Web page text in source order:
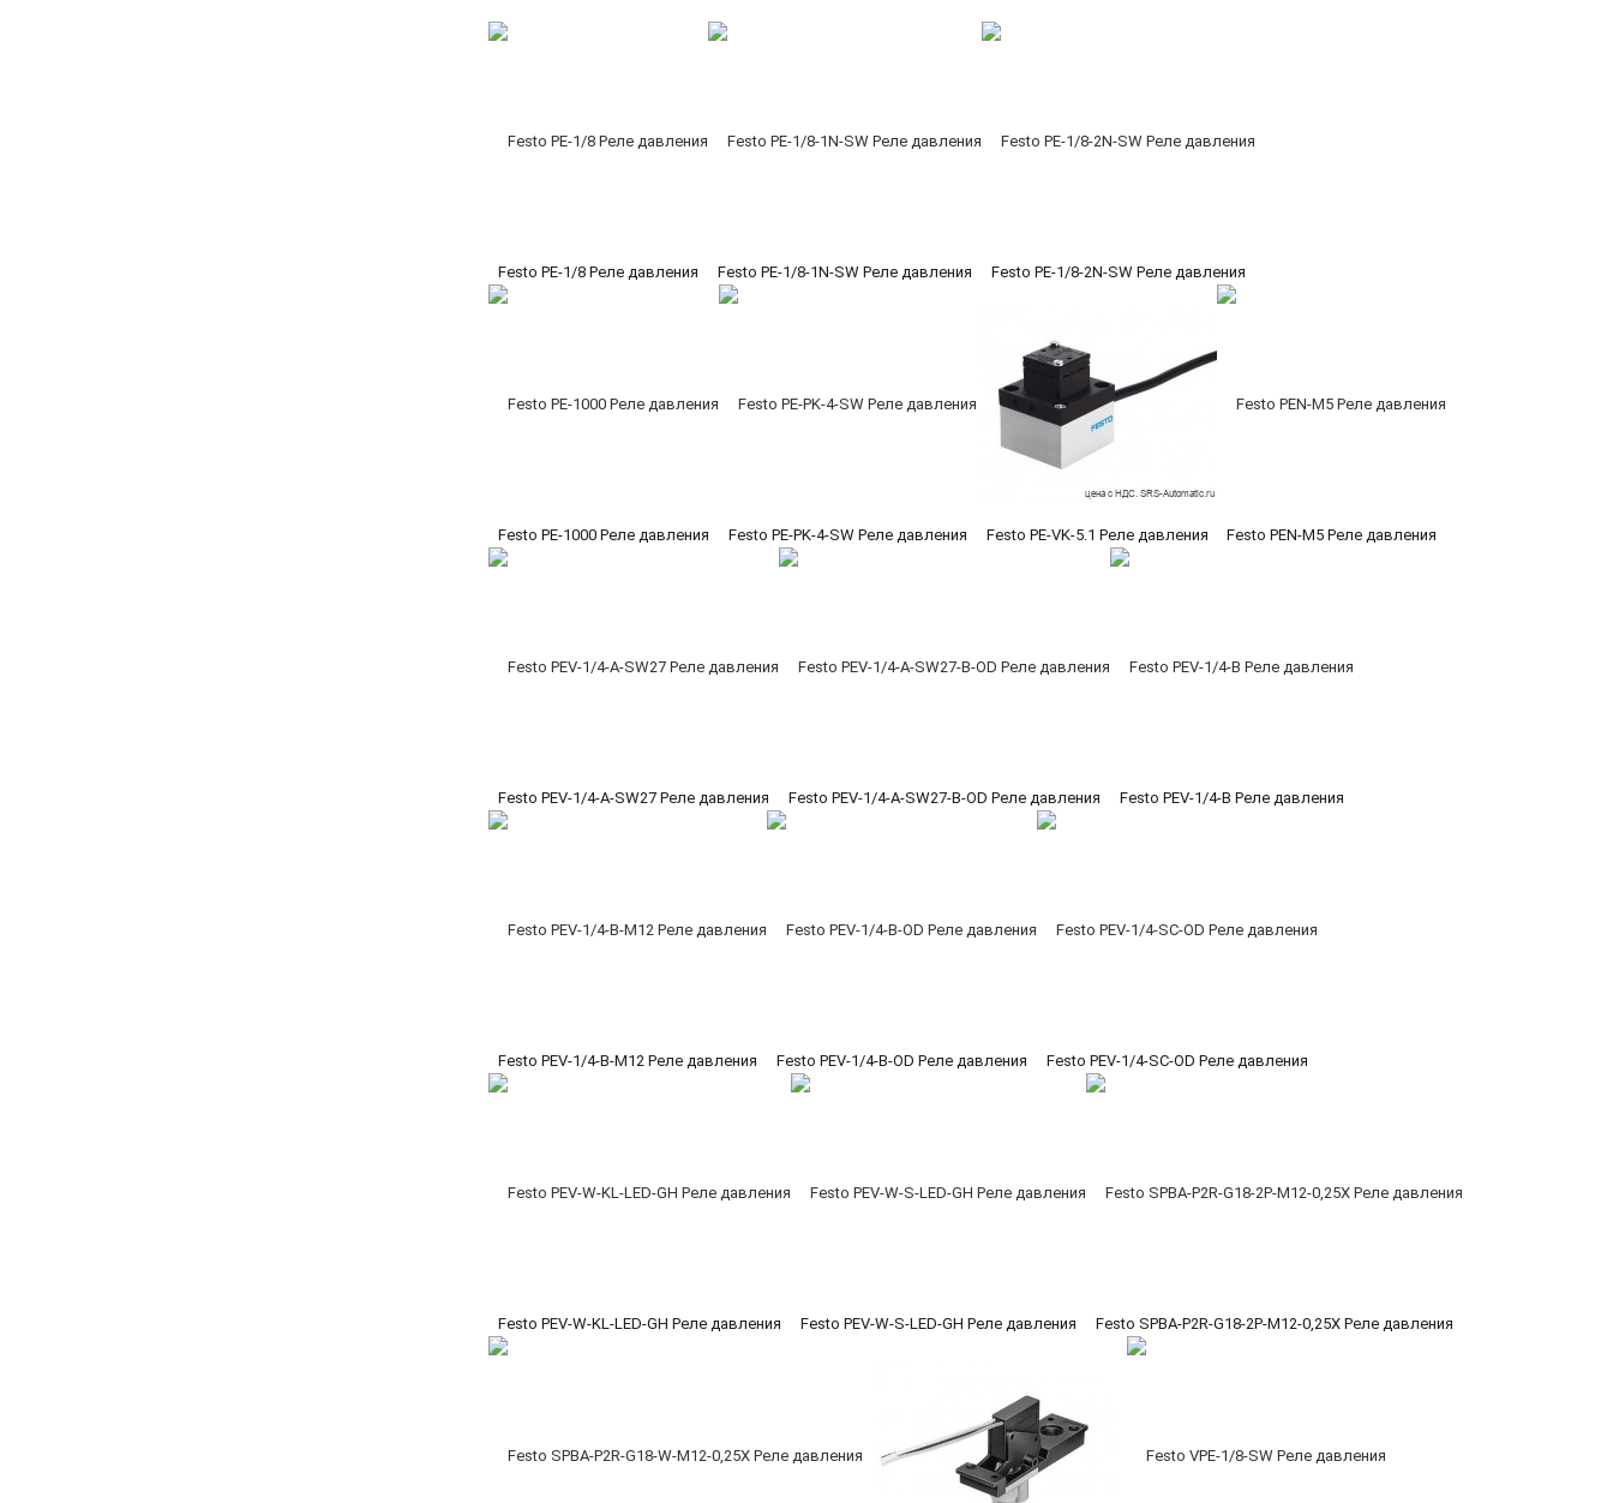
Festo PE-1/8 Реле давления Festo PE-1/8-1N-SW Реле давления Festo PE-1/8-2N-SW Реле давления
Festo PE-1000 Реле давления Festo PE-PK-4-SW Реле давления Festo PE-VK-5.1 Реле давления Festo PEN-M5 Реле давления
Festo PEV-1/4-A-SW27 Реле давления Festo PEV-1/4-A-SW27-B-OD Реле давления Festo PEV-1/4-B Реле давления
Festo PEV-1/4-B-M12 Реле давления Festo PEV-1/4-B-OD Реле давления Festo PEV-1/4-SC-OD Реле давления
Festo PEV-W-KL-LED-GH Реле давления Festo PEV-W-S-LED-GH Реле давления Festo SPBA-P2R-G18-2P-M12-0,25X Реле давления